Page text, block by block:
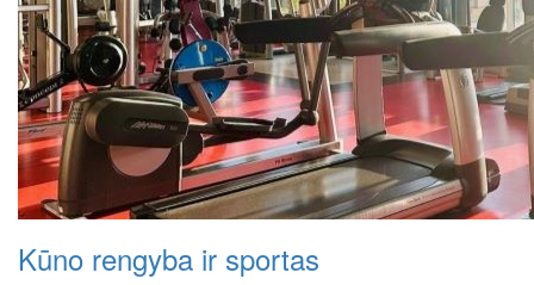
Kūno rengyba ir sportas